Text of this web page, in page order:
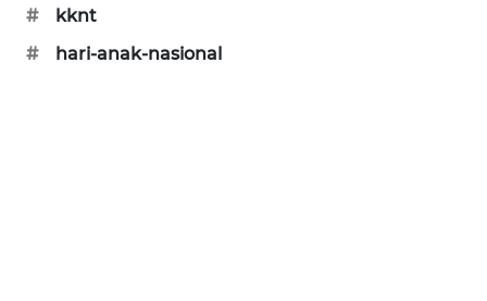
#
kknt
#
hari-anak-nasional